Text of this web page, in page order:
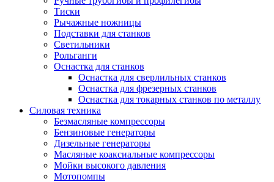
Тиски
Рычажные ножницы
Подставки для станков
Светильники
Рольганги
Оснастка для станков
Оснастка для сверлильных станков
Оснастка для фрезерных станков
Оснастка для токарных станков по металлу
Силовая техника
Безмасляные компрессоры
Бензиновые генераторы
Дизельные генераторы
Масляные коаксиальные компрессоры
Мойки высокого давления
Мотопомпы